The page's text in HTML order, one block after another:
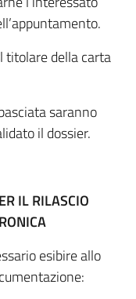
titolare della carta
saranno
il dossier.
IL RILASCIO
esibire allo